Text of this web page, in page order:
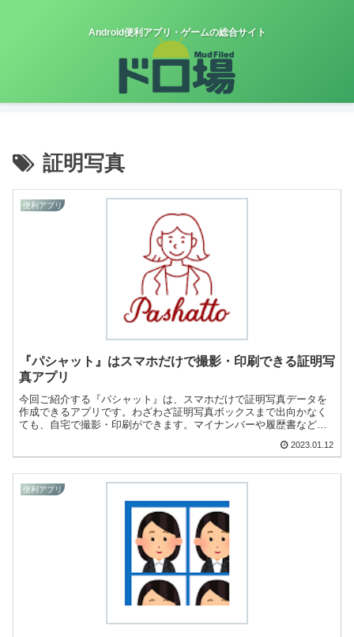
Android便利アプリ・ゲームの総合サイト
証明写真
便利アプリ
『パシャット』はスマホだけで撮影・印刷できる証明写
真アプリ
今回ご紹介する『パシャット』は、スマホだけで証明写真データを
作成できるアプリです。わざわざ証明写真ボックスまで出向かなく
ても、自宅で撮影・印刷ができます。マイナンバーや履歴書などで
2023.01.12
便利アプリ